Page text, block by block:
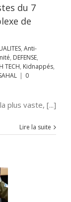
du 7
de
, Anti-
, DEFENSE,
TECH, Kidnappés,
| 0
plus vaste, [...]
Lire la suite